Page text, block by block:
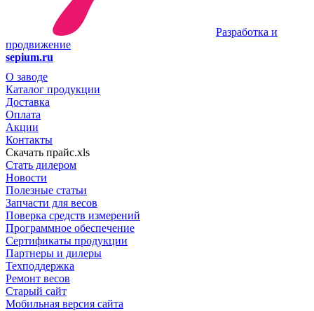
Разработка и
продвижение
sepium.ru
О заводе
Каталог продукции
Доставка
Оплата
Акции
Контакты
Скачать прайс.xls
Стать дилером
Новости
Полезные статьи
Запчасти для весов
Поверка средств измерений
Программное обеспечение
Сертификаты продукции
Партнеры и дилеры
Техподдержка
Ремонт весов
Старый сайт
Мобильная версия сайта